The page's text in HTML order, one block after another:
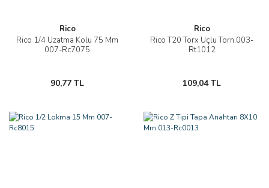
Rico
Rico 1/4 Uzatma Kolu 75 Mm
007-Rc7075
90,77 TL
Rico
Rico T20 Torx Uçlu Torn.003-
Rt1012
109,04 TL